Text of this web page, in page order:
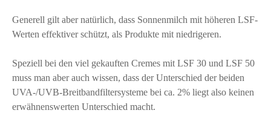
Generell gilt aber natürlich, dass Sonnenmilch mit höheren LSF-
Werten effektiver schützt, als Produkte mit niedrigeren.
Speziell bei den viel gekauften Cremes mit LSF 30 und LSF 50
muss man aber auch wissen, dass der Unterschied der beiden
UVA-/UVB-Breitbandfiltersysteme bei ca. 2% liegt also keinen
erwähnenswerten Unterschied macht.